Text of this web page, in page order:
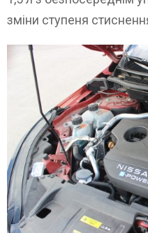
зміни ступеня